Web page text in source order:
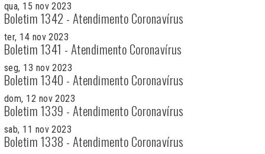
qua, 15 nov 2023
Boletim 1342 - Atendimento Coronavírus
ter, 14 nov 2023
Boletim 1341 - Atendimento Coronavírus
seg, 13 nov 2023
Boletim 1340 - Atendimento Coronavírus
dom, 12 nov 2023
Boletim 1339 - Atendimento Coronavírus
sab, 11 nov 2023
Boletim 1338 - Atendimento Coronavírus